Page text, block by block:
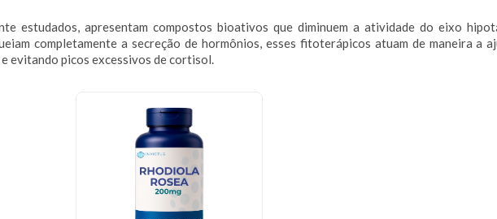
estudados, apresentam compostos bioativos que diminuem a atividade do eixo
completamente a secreção de hormônios, esses fitoterápicos atuam de maneira a
evitando picos excessivos de cortisol.